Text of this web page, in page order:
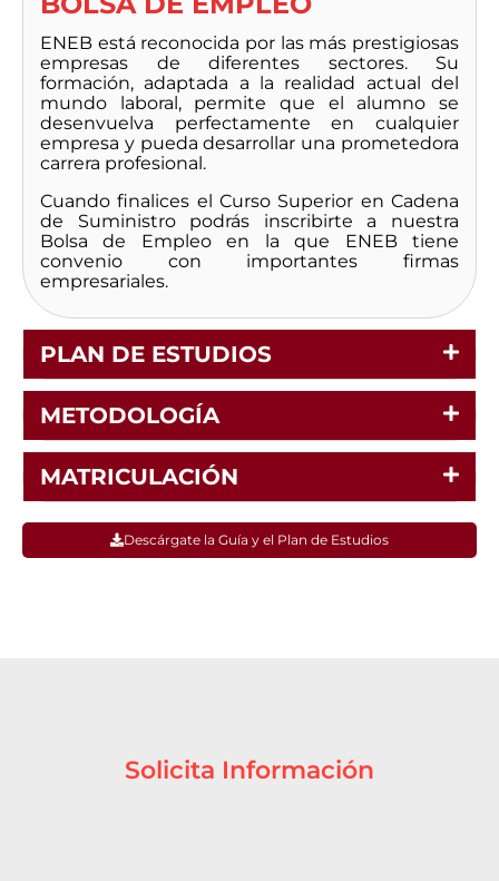
ENEB está reconocida por las más prestigiosas
empresas de diferentes sectores. Su
formación, adaptada a la realidad actual del
mundo laboral, permite que el alumno se
desenvuelva perfectamente en cualquier
empresa y pueda desarrollar una prometedora
carrera profesional.
Cuando finalices el Curso Superior en Cadena
de Suministro podrás inscribirte a nuestra
Bolsa de Empleo en la que ENEB tiene
convenio con importantes firmas
empresariales.
PLAN DE ESTUDIOS
METODOLOGÍA
MATRICULACIÓN
Descárgate la Guía y el Plan de Estudios
Solicita Información